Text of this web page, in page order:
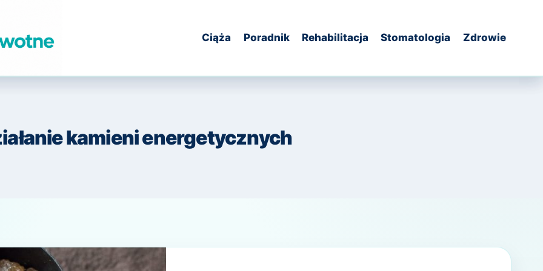
Ciąża Poradnik Rehabilitacja Stomatologia Zdrowie
kamieni energetycznych